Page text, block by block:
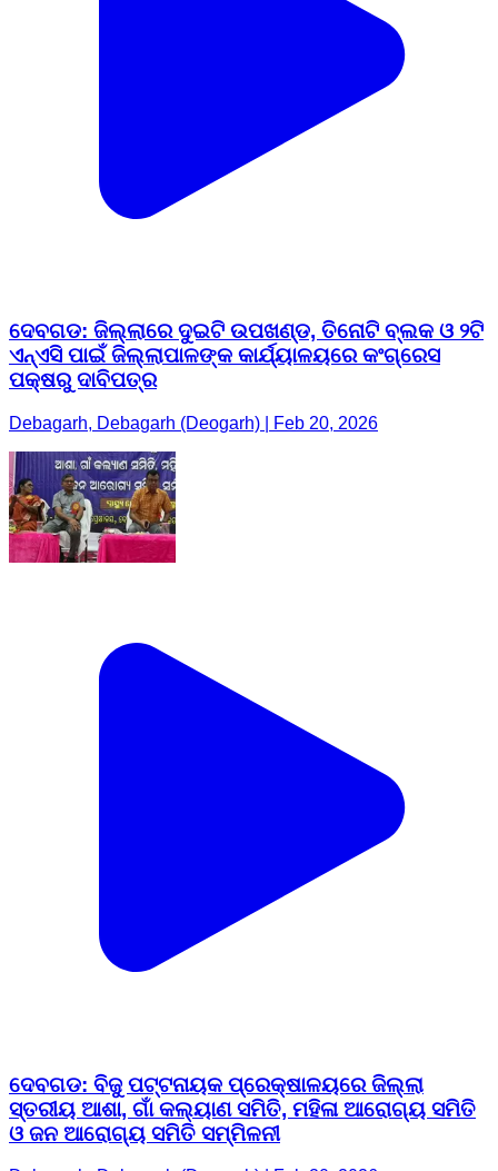
ଦେବଗଡ: ଜିଲ୍ଲାରେ ଦୁଇଟି ଉପଖଣ୍ଡ, ତିନୋଟି ବ୍ଲକ ଓ ୨ଟି
ଏନ୍‌ଏସି ପାଇଁ ଜିଲ୍ଲାପାଳଙ୍କ କାର୍ଯ୍ୟାଳୟରେ କଂଗ୍ରେସ
ପକ୍ଷରୁ ଦାବିପତ୍ର
Debagarh, Debagarh (Deogarh) | Feb 20, 2026
ଦେବଗଡ: ବିଜୁ ପଟ୍ଟନାୟକ ପ୍ରେକ୍ଷାଳୟରେ ଜିଲ୍ଲା
ସ୍ତରୀୟ ଆଶା, ଗାଁ କଲ୍ୟାଣ ସମିତି, ମହିଳା ଆରୋଗ୍ୟ ସମିତି
ଓ ଜନ ଆରୋଗ୍ୟ ସମିତି ସମ୍ମିଳନୀ